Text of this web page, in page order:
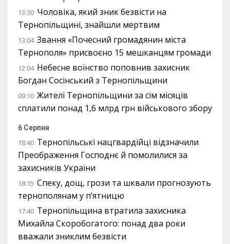
13:30 Чоловіка, який зник безвісти на
Тернопільщині, знайшли мертвим
13:04 Звання «Почесний громадянин міста
Тернополя» присвоєно 15 мешканцям громади
12:04 Небесне воїнство поповнив захисник
Богдан Сосінський з Тернопільщини
09:10 Жителі Тернопільщини за сім місяців
сплатили понад 1,6 млрд грн військового збору
6 Серпня
18:40 Тернопільські нацгвардійці відзначили
Преображення Господнє й помолилися за
захисників України
18:15 Спеку, дощ, грози та шквали прогнозують
тернополянам у п’ятницю
17:40 Тернопільщина втратила захисника
Михайла Скоробогатого: понад два роки
вважали зниклим безвісти